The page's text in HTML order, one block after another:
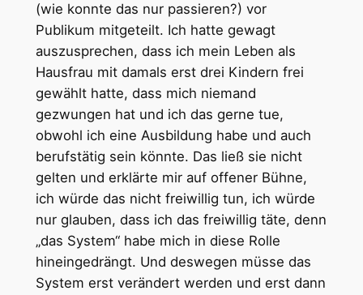
(wie konnte das nur passieren?) vor
Publikum mitgeteilt. Ich hatte gewagt
auszusprechen, dass ich mein Leben als
Hausfrau mit damals erst drei Kindern frei
gewählt hatte, dass mich niemand
gezwungen hat und ich das gerne tue,
obwohl ich eine Ausbildung habe und auch
berufstätig sein könnte. Das ließ sie nicht
gelten und erklärte mir auf offener Bühne,
ich würde das nicht freiwillig tun, ich würde
nur glauben, dass ich das freiwillig täte, denn
„das System“ habe mich in diese Rolle
hineingedrängt. Und deswegen müsse das
System erst verändert werden und erst dann